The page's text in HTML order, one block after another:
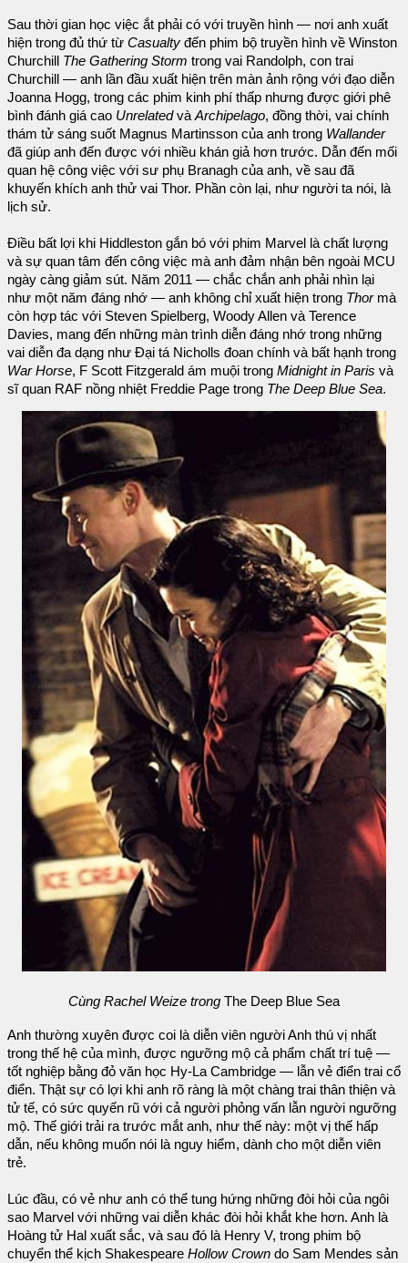
Sau thời gian học việc ắt phải có với truyền hình — nơi anh xuất
hiện trong đủ thứ từ Casualty đến phim bộ truyền hình về Winston
Churchill The Gathering Storm trong vai Randolph, con trai
Churchill — anh lần đầu xuất hiện trên màn ảnh rộng với đạo diễn
Joanna Hogg, trong các phim kinh phí thấp nhưng được giới phê
bình đánh giá cao Unrelatedvà Archipelago, đồng thời, vai chính
thám tử sáng suốt Magnus Martinsson của anh trong Wallander
đã giúp anh đến được với nhiều khán giả hơn trước. Dẫn đến mối
quan hệ công việc với sư phụ Branagh của anh, về sau đã
khuyến khích anh thử vai Thor. Phần còn lại, như người ta nói, là
lịch sử.
Điều bất lợi khi Hiddleston gắn bó với phim Marvel là chất lượng
và sự quan tâm đến công việc mà anh đảm nhận bên ngoài MCU
ngày càng giảm sút. Năm 2011 — chắc chắn anh phải nhìn lại
như một năm đáng nhớ — anh không chỉ xuất hiện trong Thor mà
còn hợp tác với Steven Spielberg, Woody Allen và Terence
Davies, mang đến những màn trình diễn đáng nhớ trong những
vai diễn đa dạng như Đại tá Nicholls đoan chính và bất hạnh trong
War Horse, F Scott Fitzgerald ám muội trong Midnight in Paris và
sĩ quan RAF nồng nhiệt Freddie Page trong The Deep Blue Sea.
Cùng Rachel Weize trong The Deep Blue Sea
Anh thường xuyên được coi là diễn viên người Anh thú vị nhất
trong thế hệ của mình, được ngưỡng mộ cả phẩm chất trí tuệ —
tốt nghiệp bằng đỏ văn học Hy-La Cambridge — lẫn vẻ điển trai cổ
điển. Thật sự có lợi khi anh rõ ràng là một chàng trai thân thiện và
tử tế, có sức quyến rũ với cả người phỏng vấn lẫn người ngưỡng
mộ. Thế giới trải ra trước mắt anh, như thế này: một vị thế hấp
dẫn, nếu không muốn nói là nguy hiểm, dành cho một diễn viên
trẻ.
Lúc đầu, có vẻ như anh có thể tung hứng những đòi hỏi của ngôi
sao Marvel với những vai diễn khác đòi hỏi khắt khe hơn. Anh là
Hoàng tử Hal xuất sắc, và sau đó là Henry V, trong phim bộ
chuyển thể kịch Shakespeare Hollow Crown do Sam Mendes sản